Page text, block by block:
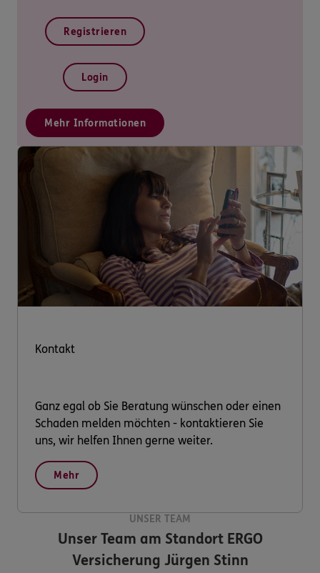
Registrieren
Login
Mehr Informationen
Kontakt
Ganz egal ob Sie Beratung wünschen oder einen
Schaden melden möchten - kontaktieren Sie
uns, wir helfen Ihnen gerne weiter.
Mehr
UNSER TEAM
Unser Team am StandortERGO
Versicherung Jürgen Stinn